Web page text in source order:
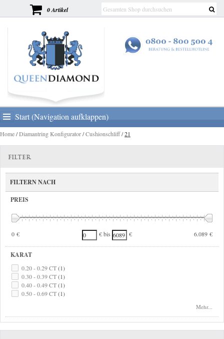
0 Artikel
Start (Navigation aufklappen)
Home/Diamantring Konfigurator/Cushionschliff/21
FILTER
FILTERN NACH
PREIS
0 € 6.089 €
€ bis €
KARAT
0.20 - 0.29 CT(1)
0.30 - 0.39 CT(1)
0.40 - 0.49 CT(1)
0.50 - 0.69 CT(1)
Mehr...